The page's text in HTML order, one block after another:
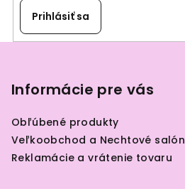
Prihlásiť sa
Informácie pre vás
Obľúbené produkty
Veľkoobchod a Nechtové
Reklamácie a vrátenie tovaru